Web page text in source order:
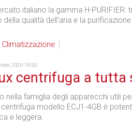
italiano la gamma H-PURIFIER:
della qualità dell'aria e la
Climatizzazione
2020 19:50
centrifuga a tutta
nella famiglia degli apparecchi utili
modello ECJ1-4GB è
e leggera.